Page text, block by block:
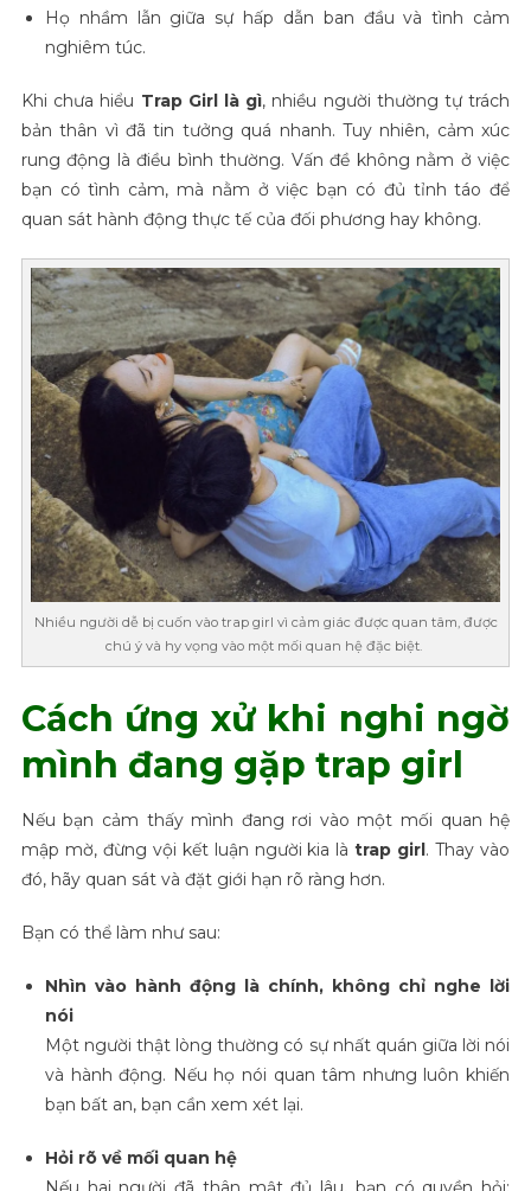
Họ nhầm lẫn giữa sự hấp dẫn ban đầu và tình cảm
nghiêm túc.
Khi chưa hiểu Trap Girl là gì, nhiều người thường tự trách
bản thân vì đã tin tưởng quá nhanh. Tuy nhiên, cảm xúc
rung động là điều bình thường. Vấn đề không nằm ở việc
bạn có tình cảm, mà nằm ở việc bạn có đủ tỉnh táo để
quan sát hành động thực tế của đối phương hay không.
Nhiều người dễ bị cuốn vào trap girl vì cảm giác được quan tâm, được
chú ý và hy vọng vào một mối quan hệ đặc biệt.
Cách ứng xử khi nghi ngờ
mình đang gặp trap girl
Nếu bạn cảm thấy mình đang rơi vào một mối quan hệ
mập mờ, đừng vội kết luận người kia làtrap girl. Thay vào
đó, hãy quan sát và đặt giới hạn rõ ràng hơn.
Bạn có thể làm như sau:
Nhìn vào hành động là chính, không chỉ nghe lời
nói
Một người thật lòng thường có sự nhất quán giữa lời nói
và hành động. Nếu họ nói quan tâm nhưng luôn khiến
bạn bất an, bạn cần xem xét lại.
Hỏi rõ về mối quan hệ